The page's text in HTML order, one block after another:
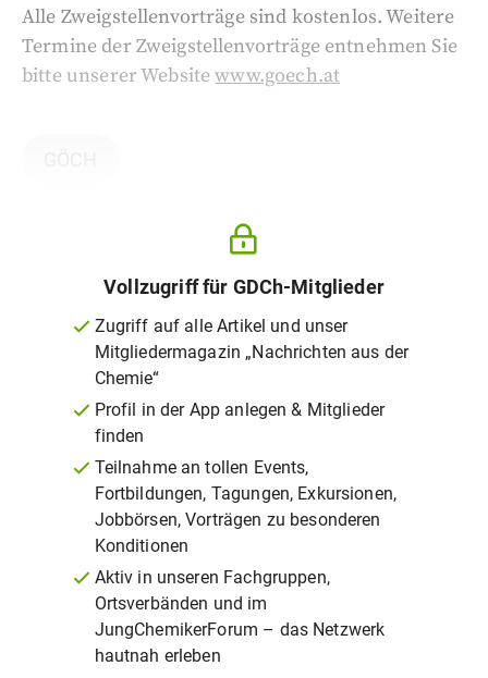
Alle Zweigstellenvorträge sind kostenlos. Weitere
Termine der Zweigstellenvorträge entnehmen Sie
bitte unserer Websitewww.goech.at
Vollzugriff für GDCh-Mitglieder
Zugriff auf alle Artikel und unser
Mitgliedermagazin „Nachrichten aus der
Chemie“
Profil in der App anlegen & Mitglieder
finden
Teilnahme an tollen Events,
Fortbildungen, Tagungen, Exkursionen,
Jobbörsen, Vorträgen zu besonderen
Konditionen
Aktiv in unseren Fachgruppen,
Ortsverbänden und im
JungChemikerForum – das Netzwerk
hautnah erleben